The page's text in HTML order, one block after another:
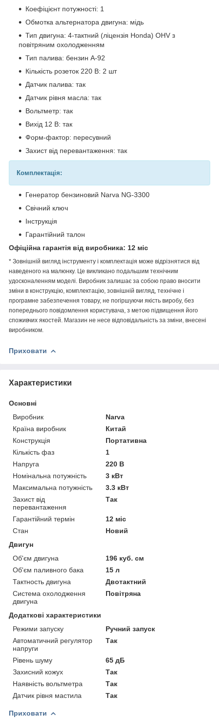
Коефіцієнт потужності: 1
Обмотка альтернатора двигуна: мідь
Тип двигуна: 4-тактний (ліцензія Honda) OHV з
повітряним охолодженням
Тип палива: бензин А-92
Кількість розеток 220 В: 2 шт
Датчик палива: так
Датчик рівня масла: так
Вольтметр: так
Вихід 12 В: так
Форм-фактор: пересувний
Захист від перевантаження: так
Комплектація:
Генератор бензиновий Narva NG-3300
Свічний ключ
Інструкція
Гарантійний талон
Офіційна гарантія від виробника: 12 міс
* Зовнішній вигляд інструменту і комплектація може відрізнятися від
наведеного на малюнку. Це викликано подальшим технічним
удосконаленням моделі. Виробник залишає за собою право вносити
зміни в конструкцію, комплектацію, зовнішній вигляд, технічне і
програмне забезпечення товару, не погіршуючи якість виробу, без
попереднього повідомлення користувача, з метою підвищення його
споживчих якостей. Магазин не несе відповідальність за зміни, внесені
виробником.
Приховати
Характеристики
Основні
Виробник
Narva
Країна виробник
Китай
Конструкція
Портативна
Кількість фаз
1
Напруга
220 В
Номінальна потужність
3 кВт
Максимальна потужність
3.3 кВт
Захист від
перевантаження
Так
Гарантійний термін
12 міс
Стан
Новий
Двигун
Об'єм двигуна
196 куб. см
Об'єм паливного бака
15 л
Тактность двигуна
Двотактний
Система охолодження
двигуна
Повітряна
Додаткові характеристики
Режими запуску
Ручний запуск
Автоматичний регулятор
напруги
Так
Рівень шуму
65 дБ
Захисний кожух
Так
Наявність вольтметра
Так
Датчик рівня мастила
Так
Приховати